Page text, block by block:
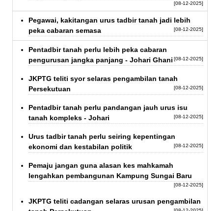
[08-12-2025]
Pegawai, kakitangan urus tadbir tanah jadi lebih
peka cabaran semasa
[08-12-2025]
Pentadbir tanah perlu lebih peka cabaran
pengurusan jangka panjang - Johari Ghani [08-12-2025]
JKPTG teliti syor selaras pengambilan tanah
Persekutuan
[08-12-2025]
Pentadbir tanah perlu pandangan jauh urus isu
tanah kompleks - Johari
[08-12-2025]
Urus tadbir tanah perlu seiring kepentingan
ekonomi dan kestabilan politik
[08-12-2025]
Pemaju jangan guna alasan kes mahkamah
lengahkan pembangunan Kampung Sungai Baru
[08-12-2025]
JKPTG teliti cadangan selaras urusan pengambilan